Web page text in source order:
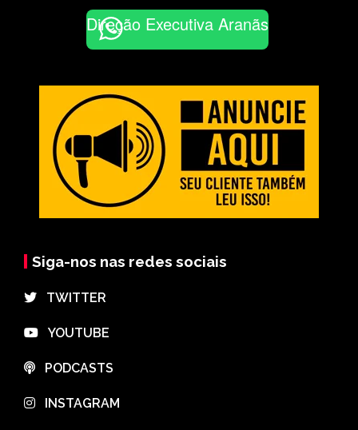
Direção Executiva Aranãs
Siga-nos nas redes sociais
⠀TWITTER
⠀YOUTUBE
⠀PODCASTS
⠀INSTAGRAM